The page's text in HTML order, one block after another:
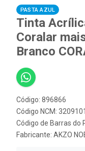
PASTA AZUL
Tinta
Coralar
Branco
Código: 896866
Código NCM:
Código de Barras do
Fabricante: AKZO